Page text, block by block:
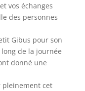
vos échanges
des personnes
Gibus pour son
de la journée
donné une
pleinement cet